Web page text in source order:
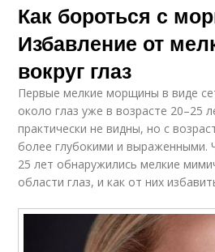
Как бороться с
Избавление от
вокруг глаз
Первые мелкие морщины в виде
около глаз уже в возрасте 20–25
практически не видны, но с
более глубокими и выраженными.
25 лет обнаружились мелкие
области глаз, и как от них